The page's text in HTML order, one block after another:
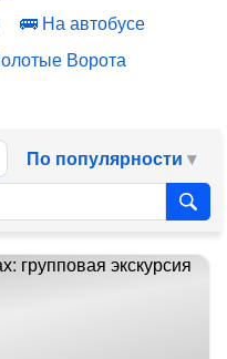
На автобусе
Ворота
По популярности